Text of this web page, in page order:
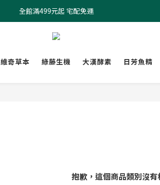
全館滿499元起 宅配免運
全館滿499元起 宅配免運
加入會員 $100元購物金現領現折
維奇草本 綠藤生機 大漢酵素 日芳魚精
抱歉，這個商品類別沒有